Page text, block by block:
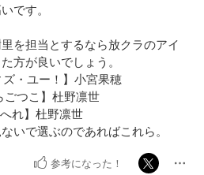
です。
を担当とするなら放クラのアイ
方が良いでしょう。
ズ・ユー！】小宮果穂
ごつこ】杜野凛世
れ】杜野凛世
いで選ぶのであればこれら。
参考になった！